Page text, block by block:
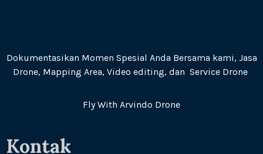
Dokumentasikan Momen Spesial Anda Bersama kami, Jasa
Drone, Mapping Area, Video editing, dan Service Drone
Fly With Arvindo Drone
Kontak